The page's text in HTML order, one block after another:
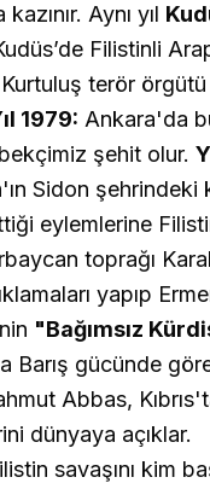
Aynı yıl
Filistinli
terör örgütü
1979: Ankara'da
şehit olur.
Sidon şehrindeki
eylemlerine
toprağı
yapıp
"Bağımsız
Barış gücünde
Abbas,
dünyaya açıklar.